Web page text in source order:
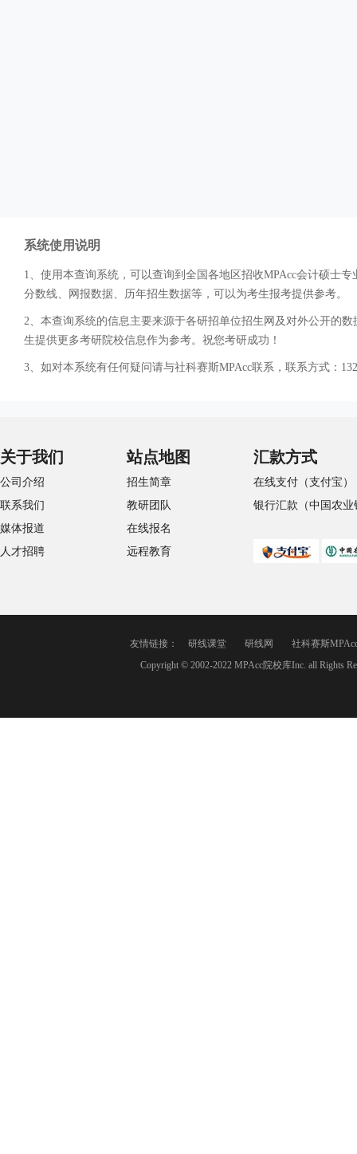
系统使用说明
1、使用本查询系统，可以查询到全国各地区招收MPAcc会计硕士
分数线、网报数据、历年招生数据等，可以为考生报考提供参考。
2、本查询系统的信息主要来源于各研招单位招生网及对外公开的
生提供更多考研院校信息作为参考。祝您考研成功！
3、如对本系统有任何疑问请与社科赛斯MPAcc联系，联系方式：
关于我们
公司介绍
联系我们
媒体报道
人才招聘
站点地图
招生简章
教研团队
在线报名
远程教育
汇款方式
在线支付（支付宝）
银行汇款（中国农业
友情链接： 研线课堂 研线网
社科赛斯
Copyright © 2002-2022 MPAcc院校库Inc. all Rights